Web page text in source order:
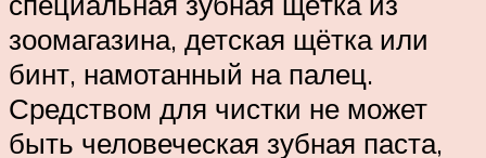
зоомагазина, детская щётка или
бинт, намотанный на палец.
Средством для чистки не может
быть человеческая зубная паста,